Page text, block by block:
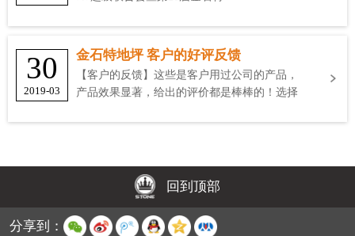
30
2019-03
金石特地坪 客户的好评反馈
【客户的反馈】这些是客户用过公司的产品，
产品效果显著，给出的评价都是棒棒的！选择
回到顶部
分享到：